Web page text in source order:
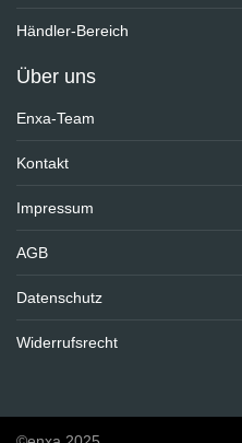
Händler-Bereich
Über uns
Enxa-Team
Kontakt
Impressum
AGB
Datenschutz
Widerrufsrecht